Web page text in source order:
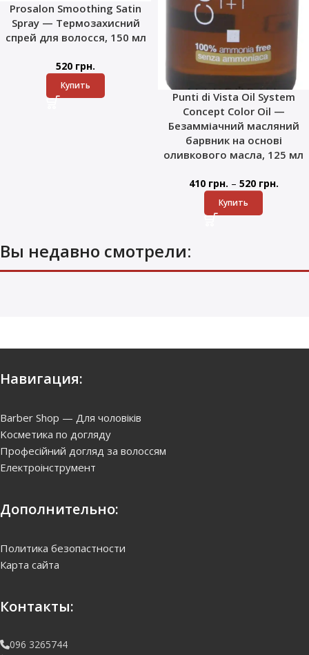
Prosalon Smoothing Satin
Spray — Термозахисний
спрей для волосся, 150 мл
520 грн.
Купить
Punti di Vista Oil System
Concept Color Oil —
Безамміачний масляний
барвник на основі
оливкового масла, 125 мл
410 грн. – 520 грн.
Купить
Вы недавно смотрели:
Навигация:
Barber Shop — Для чоловіків
Kосметика по догляду
Професійний догляд за волоссям
Електроінструмент
Дополнительно:
Политика безопастности
Карта сайта
Контакты:
096 3265744